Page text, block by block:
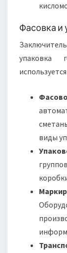
Фасовка и
упаковка
виды